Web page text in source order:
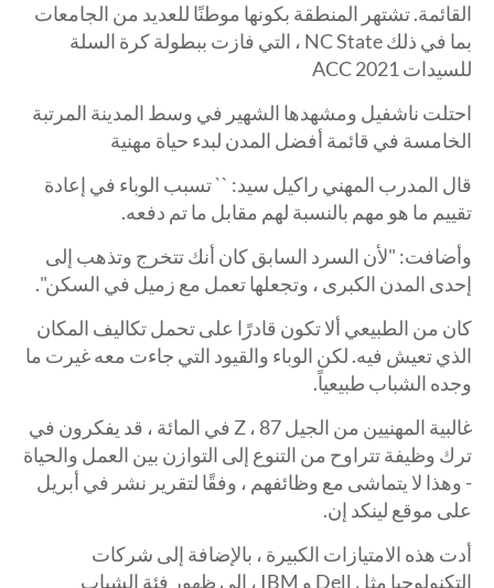
القائمة. تشتهر المنطقة بكونها موطنًا للعديد من الجامعات
بما في ذلك NC State ، التي فازت ببطولة كرة السلة
للسيدات 2021 ACC
احتلت ناشفيل ومشهدها الشهير في وسط المدينة المرتبة
الخامسة في قائمة أفضل المدن لبدء حياة مهنية
قال المدرب المهني راكيل سيد: `` تسبب الوباء في إعادة
تقييم ما هو مهم بالنسبة لهم مقابل ما تم دفعه.
وأضافت: "لأن السرد السابق كان أنك تتخرج وتذهب إلى
إحدى المدن الكبرى ، وتجعلها تعمل مع زميل في السكن".
كان من الطبيعي ألا تكون قادرًا على تحمل تكاليف المكان
الذي تعيش فيه. لكن الوباء والقيود التي جاءت معه غيرت ما
وجده الشباب طبيعياً.
غالبية المهنيين من الجيل Z ، 87 في المائة ، قد يفكرون في
ترك وظيفة تتراوح من التنوع إلى التوازن بين العمل والحياة
- وهذا لا يتماشى مع وظائفهم ، وفقًا لتقرير نشر في أبريل
على موقع لينكد إن.
أدت هذه الامتيازات الكبيرة ، بالإضافة إلى شركات
التكنولوجيا مثل Dell و IBM ، إلى ظهور فئة الشباب